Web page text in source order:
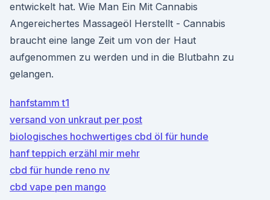
entwickelt hat. Wie Man Ein Mit Cannabis
Angereichertes Massageöl Herstellt - Cannabis
braucht eine lange Zeit um von der Haut
aufgenommen zu werden und in die Blutbahn zu
gelangen.
hanfstamm t1
versand von unkraut per post
biologisches hochwertiges cbd öl für hunde
hanf teppich erzähl mir mehr
cbd für hunde reno nv
cbd vape pen mango